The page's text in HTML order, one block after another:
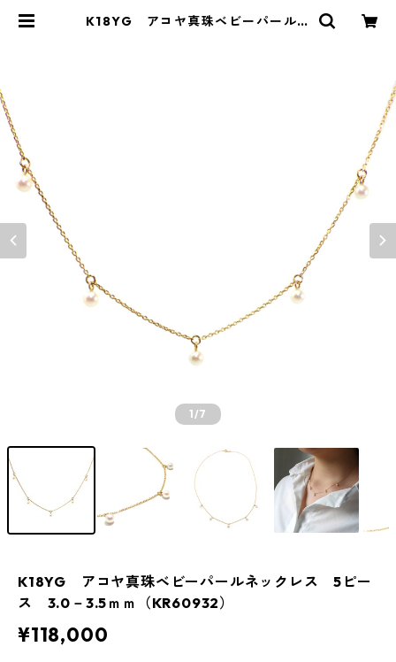
K18YG アコヤ真珠ベビーパールネ
1/7
K18YG アコヤ真珠ベビーパールネックレス 5ピー
ス 3.0－3.5ｍｍ（KR60932）
¥118,000